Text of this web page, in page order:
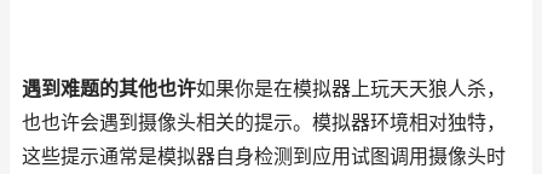
遇到难题的其他也许如果你是在模拟器上玩天天狼人杀，
也也许会遇到摄像头相关的提示。模拟器环境相对独特，
这些提示通常是模拟器自身检测到应用试图调用摄像头时